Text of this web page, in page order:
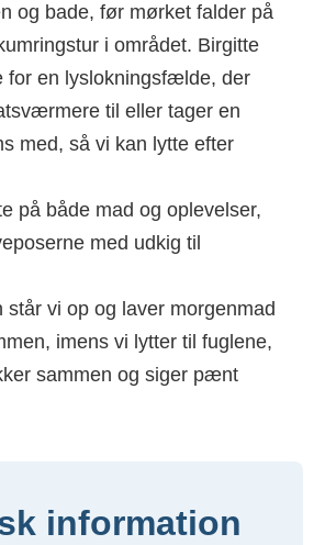
og bade, før mørket falder på
i området. Birgitte
for en lyslokningsfælde, der
til eller tager en
med, så vi kan lytte efter
på både mad og oplevelser,
med udkig til
står vi op og laver morgenmad
imens vi lytter til fuglene,
sammen og siger pænt
information